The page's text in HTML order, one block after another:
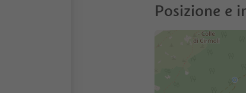
Posizione e